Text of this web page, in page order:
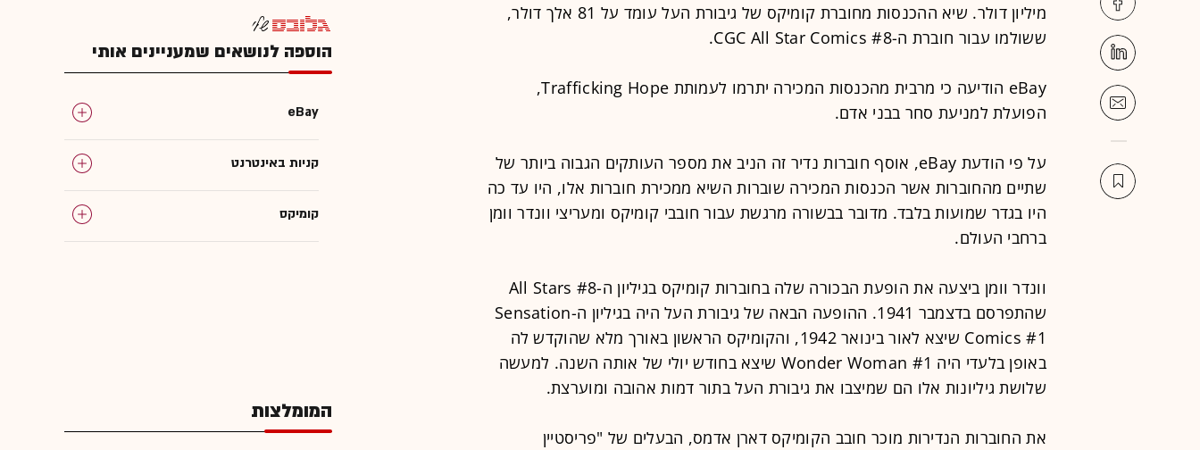
מיליון דולר. שיא ההכנסות מחוברת קומיקס של גיבורת העל עומד על 81 אלך דולר,
ששולמו עבור חוברת ה-CGC All Star Comics #8.
eBay הודיעה כי מרבית מהכנסות המכירה יתרמו לעמותת Trafficking Hope,
הפועלת למניעת סחר בבני אדם.
על פי הודעת eBay, אוסף חוברות נדיר זה הניב את מספר העותקים הגבוה ביותר של
שתיים מהחוברות אשר הכנסות המכירה שוברות השיא ממכירת חוברות אלו, היו עד כה
היו בגדר שמועות בלבד. מדובר בבשורה מרגשת עבור חובבי קומיקס ומעריצי וונדר וומן
ברחבי העולם.
וונדר וומן ביצעה את הופעת הבכורה שלה בחוברות קומיקס בגיליון ה-All Stars #8
שהתפרסם בדצמבר 1941. ההופעה הבאה של גיבורת העל היה בגיליון ה-Sensation
Comics #1 שיצא לאור בינואר 1942, והקומיקס הראשון באורך מלא שהוקדש לה
באופן בלעדי היה Wonder Woman #1 שיצא בחודש יולי של אותה השנה. למעשה
שלושת גיליונות אלו הם שמיצבו את גיבורת העל בתור דמות אהובה ומוערצת.
את החוברות הנדירות מוכר חובב הקומיקס דארן אדמס, הבעלים של "פריסטיין
הוספה לנושאים שמעניינים אותי
eBay
קניות באינטרנט
קומיקס
המומלצות